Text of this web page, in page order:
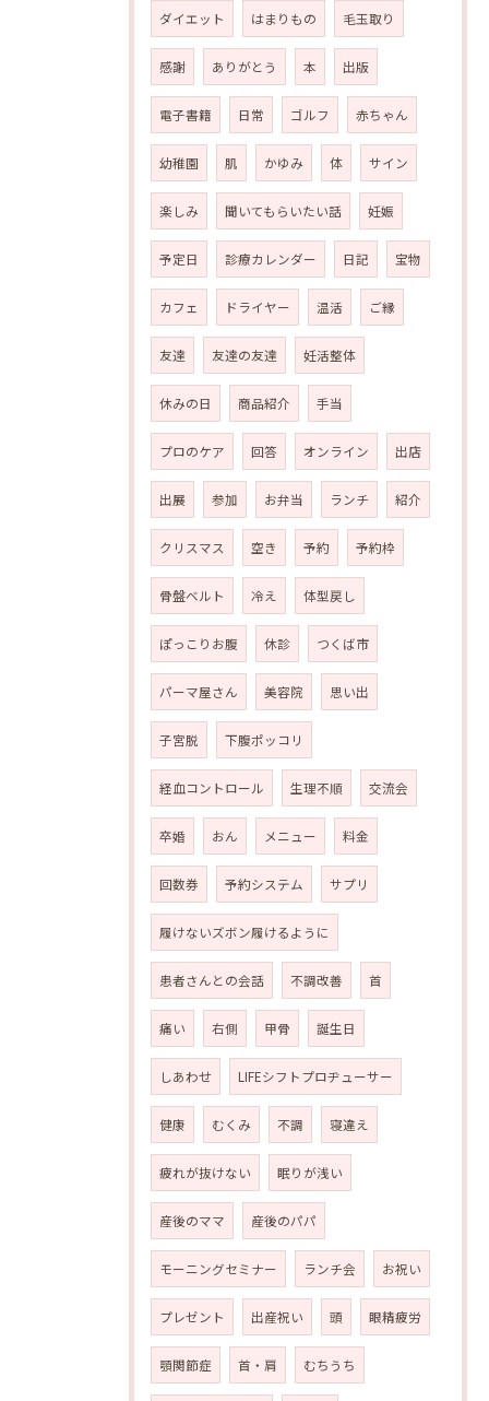
ダイエット はまりもの 毛玉取り
感謝 ありがとう 本 出版
電子書籍 日常 ゴルフ 赤ちゃん
幼稚園 肌 かゆみ 体 サイン
楽しみ 聞いてもらいたい話 妊娠
予定日 診療カレンダー 日記 宝物
カフェ ドライヤー 温活 ご縁
友達 友達の友達 妊活整体
休みの日 商品紹介 手当
プロのケア 回答 オンライン 出店
出展 参加 お弁当 ランチ 紹介
クリスマス 空き 予約 予約枠
骨盤ベルト 冷え 体型戻し
ぽっこりお腹 休診 つくば市
パーマ屋さん 美容院 思い出
子宮脱 下腹ポッコリ
経血コントロール 生理不順 交流会
卒婚 おん メニュー 料金
回数券 予約システム サプリ
履けないズボン履けるように
患者さんとの会話 不調改善 首
痛い 右側 甲骨 誕生日
しあわせ LIFEシフトプロヂューサー
健康 むくみ 不調 寝違え
疲れが抜けない 眠りが浅い
産後のママ 産後のパパ
モーニングセミナー ランチ会 お祝い
プレゼント 出産祝い 頭 眼精疲労
顎関節症 首・肩 むちうち